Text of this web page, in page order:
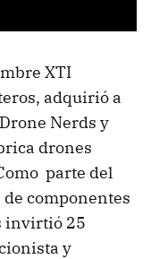
XTI
adquirió a
Nerds y
drones
parte del
componentes
invirtió 25
y